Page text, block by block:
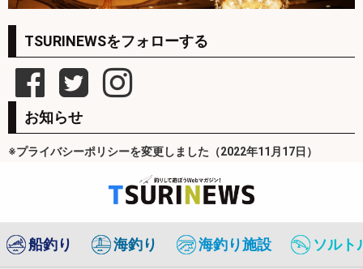
TSURINEWSをフォローする
お知らせ
※プライバシーポリシーを変更しました（2022年11月17日）
船釣り 海釣り 海釣り施設 ソルト